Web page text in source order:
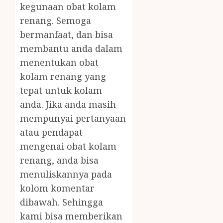
kegunaan obat kolam
renang. Semoga
bermanfaat, dan bisa
membantu anda dalam
menentukan obat
kolam renang yang
tepat untuk kolam
anda. Jika anda masih
mempunyai pertanyaan
atau pendapat
mengenai obat kolam
renang, anda bisa
menuliskannya pada
kolom komentar
dibawah. Sehingga
kami bisa memberikan